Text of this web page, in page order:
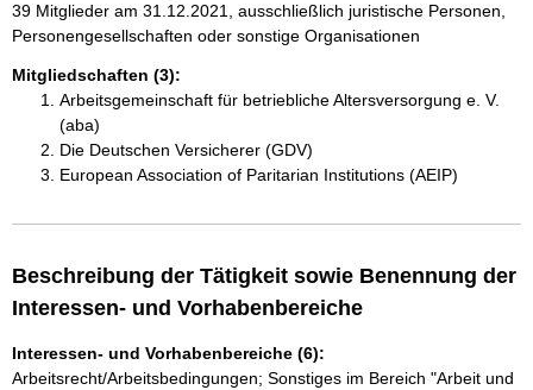
39 Mitglieder am 31.12.2021, ausschließlich juristische Personen,
Personengesellschaften oder sonstige Organisationen
Mitgliedschaften (3):
Arbeitsgemeinschaft für betriebliche Altersversorgung e. V.
(aba)
Die Deutschen Versicherer (GDV)
European Association of Paritarian Institutions (AEIP)
Beschreibung der Tätigkeit sowie Benennung der
Interessen- und Vorhabenbereiche
Interessen- und Vorhabenbereiche (6):
Arbeitsrecht/Arbeitsbedingungen; Sonstiges im Bereich "Arbeit und